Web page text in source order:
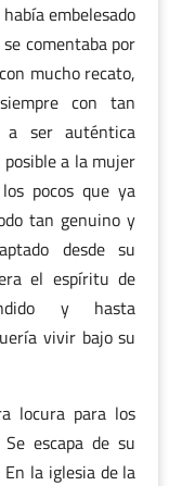
embelesado
comentaba por
mucho recato,
con tan
a ser auténtica
posible a la mujer
pocos que ya
tan genuino y
desde su
el espíritu de
y hasta
vivir bajo su
locura para los
escapa de su
la iglesia de la